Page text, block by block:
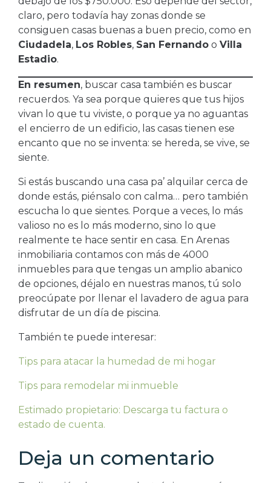
claro, pero todavía hay zonas donde se
consiguen casas buenas a buen precio, como en
Ciudadela, Los Robles, San Fernando o Villa
Estadio.
En resumen, buscar casa también es buscar
recuerdos. Ya sea porque quieres que tus hijos
vivan lo que tu viviste, o porque ya no aguantas
el encierro de un edificio, las casas tienen ese
encanto que no se inventa: se hereda, se vive, se
siente.
Si estás buscando una casa pa’ alquilar cerca de
donde estás, piénsalo con calma… pero también
escucha lo que sientes. Porque a veces, lo más
valioso no es lo más moderno, sino lo que
realmente te hace sentir en casa. En Arenas
inmobiliaria contamos con más de 4000
inmuebles para que tengas un amplio abanico
de opciones, déjalo en nuestras manos, tú solo
preocúpate por llenar el lavadero de agua para
disfrutar de un día de piscina.
También te puede interesar:
Tips para atacar la humedad de mi hogar
Tips para remodelar mi inmueble
Estimado propietario: Descarga tu factura o
estado de cuenta.
Deja un comentario